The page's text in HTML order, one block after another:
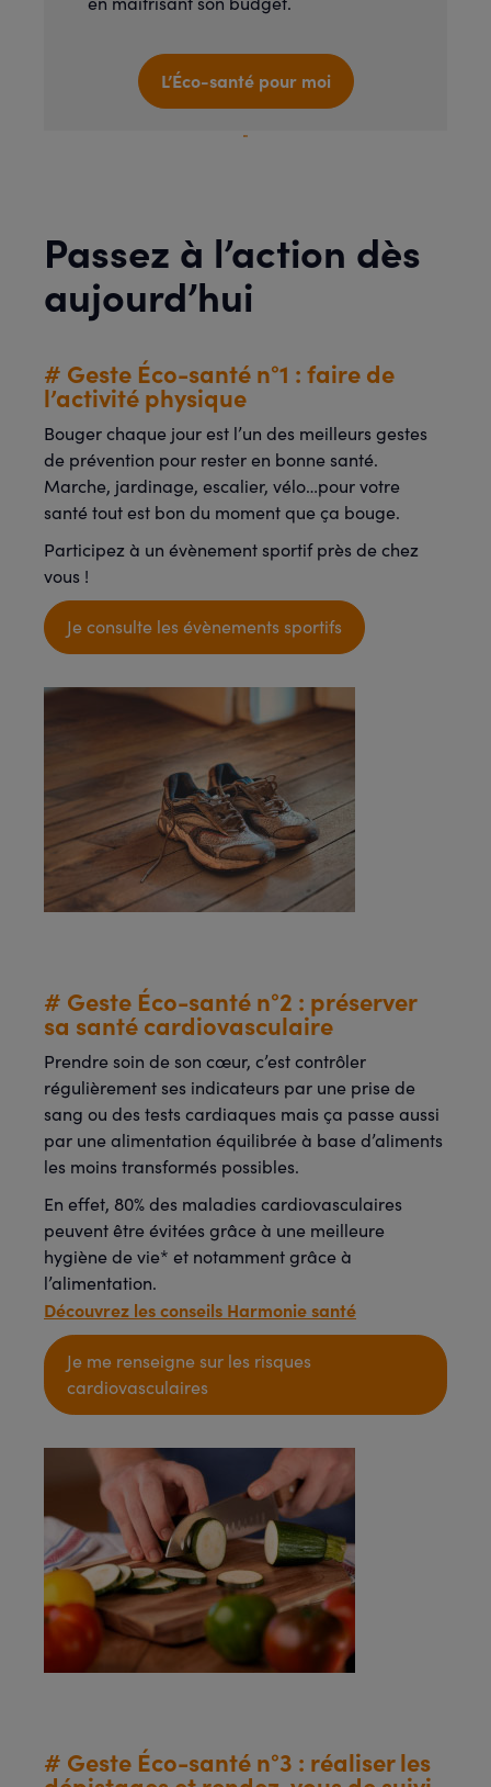
L’Éco-santé pour moi
Passez à l’action dès
aujourd’hui
# Geste Éco-santé n°1 : faire de
l’activité physique
Bouger chaque jour est l’un des meilleurs gestes
de prévention pour rester en bonne santé.
Marche, jardinage, escalier, vélo…pour votre
santé tout est bon du moment que ça bouge.
Participez à un évènement sportif près de chez
vous !
Je consulte les évènements sportifs
# Geste Éco-santé n°2 : préserver
sa santé cardiovasculaire
Prendre soin de son cœur, c’est contrôler
régulièrement ses indicateurs par une prise de
sang ou des tests cardiaques mais ça passe aussi
par une alimentation équilibrée à base d’aliments
les moins transformés possibles.
En effet, 80% des maladies cardiovasculaires
peuvent être évitées grâce à une meilleure
hygiène de vie* et notamment grâce à
l’alimentation.
Découvrez les conseils Harmonie santé
Je me renseigne sur les risques
cardiovasculaires
# Geste Éco-santé n°3 : réaliser les